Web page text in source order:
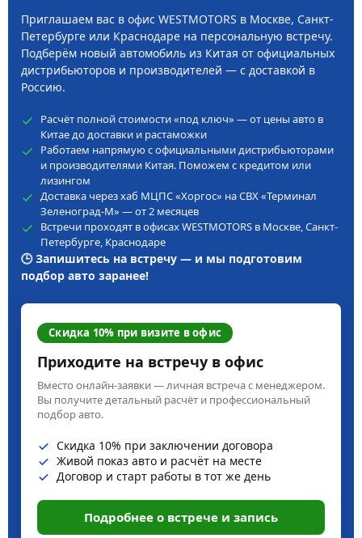
Приглашаем вас в офис WESTMOTORS в Москве, Санкт-
Петербурге или Краснодаре на персональную встречу.
Подберём новый автомобиль из Китая от официальных
дистрибьюторов и производителей — с доставкой в
Россию.
Расчёт полной стоимости «под ключ» — от цены авто в
Китае до доставки и растаможки
Работаем напрямую с официальными дистрибьюторами
и производителями Китая. Поможем с кредитом или
лизингом
Доставка через хаб МЦПС «Хоргос» на СВХ «Терминал
Зеленоград-М» — от 2 месяцев
Встречи проходят в офисах WESTMOTORS в Москве, Санкт-
Петербурге, Краснодаре
🕒 Запишитесь на встречу — и мы подготовим
подбор авто заранее!
Скидка 10% при визите в офис
Приходите на встречу в офис
Вместо онлайн-заявки — личная встреча с менеджером.
Вы получите детальный расчёт и профессиональный
подбор авто.
Скидка 10% при заключении договора
Живой показ авто и расчёт на месте
Договор и старт работы в тот же день
Подробнее о встрече и запись